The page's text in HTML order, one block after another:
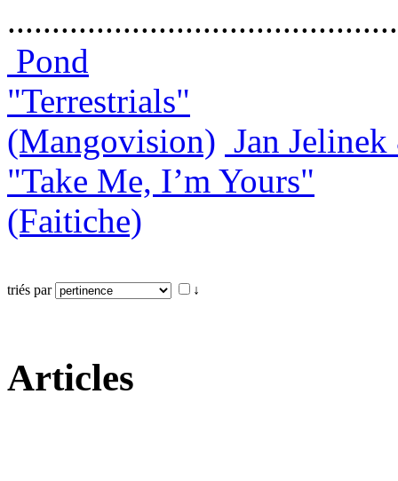
Pond
"Terrestrials"
(Mangovision) Jan
"Take Me, I’m Yours"
(Faitiche)
triés par ↓
Articles